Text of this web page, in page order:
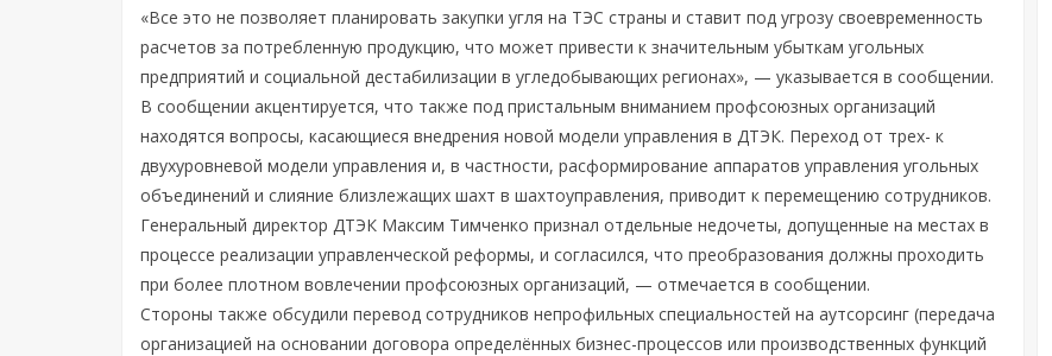
«Все это не позволяет планировать закупки угля на ТЭС страны и ставит под угрозу своевременность
расчетов за потребленную продукцию, что может привести к значительным убыткам угольных
предприятий и социальной дестабилизации в угледобывающих регионах», — указывается в сообщении.
В сообщении акцентируется, что также под пристальным вниманием профсоюзных организаций
находятся вопросы, касающиеся внедрения новой модели управления в ДТЭК. Переход от трех- к
двухуровневой модели управления и, в частности, расформирование аппаратов управления угольных
объединений и слияние близлежащих шахт в шахтоуправления, приводит к перемещению сотрудников.
Генеральный директор ДТЭК Максим Тимченко признал отдельные недочеты, допущенные на местах в
процессе реализации управленческой реформы, и согласился, что преобразования должны проходить
при более плотном вовлечении профсоюзных организаций, — отмечается в сообщении.
Стороны также обсудили перевод сотрудников непрофильных специальностей на аутсорсинг (передача
организацией на основании договора определённых бизнес-процессов или производственных функций